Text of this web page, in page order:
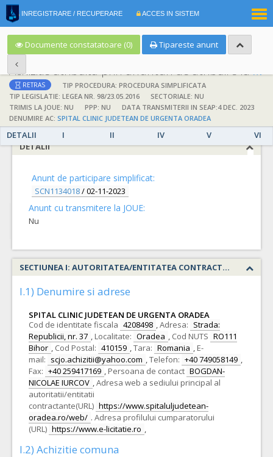
INREGISTRARE / RECUPERARE ACCES IN SISTEM
Documente constatatoare (0) Tipareste anunt
; Achizitie atribuita prin anunturi de atribuire la anuntul simplificat
RETRAS
TIP PROCEDURA: PROCEDURA SIMPLIFICATA
TIP LEGISLATIE: LEGEA NR. 98/23.05.2016
SECTORIALE: NU
TRIMIS LA JOUE: NU
PPP: NU
DATA TRANSMITERII IN SEAP:4 DEC. 2023
DENUMIRE AC: SPITAL CLINIC JUDETEAN DE URGENTA ORADEA
DETALII I II IV V
VI
DETALII
Anunt de participare simplificat:
SCN1134018/02-11-2023
Anunt cu transmitere la JOUE:
Nu
SECTIUNEA I: AUTORITATEA/ENTITATEA CONTRACTANTA
I.1) Denumire si adrese
SPITAL CLINIC JUDETEAN DE URGENTA ORADEA
Cod de identitate fiscala 4208498 ,Adresa: Strada:
Republicii, nr. 37 , Localitate: Oradea , Cod NUTS RO111
Bihor , Cod Postal: 410159 ,Tara: Romania , E-
mail: scjo.achizitii@yahoo.com ,Telefon: +40 749058149 ,
Fax: +40 259417169 , Persoana de contact BOGDAN-
NICOLAE IURCOV ,Adresa web a sediului principal al
autoritatii/entitatii
contractante(URL) https://www.spitaluljudetean-
oradea.ro/web/ . Adresa profilului cumparatorului
(URL) https://www.e-licitatie.ro ,
I.2) Achizitie comuna